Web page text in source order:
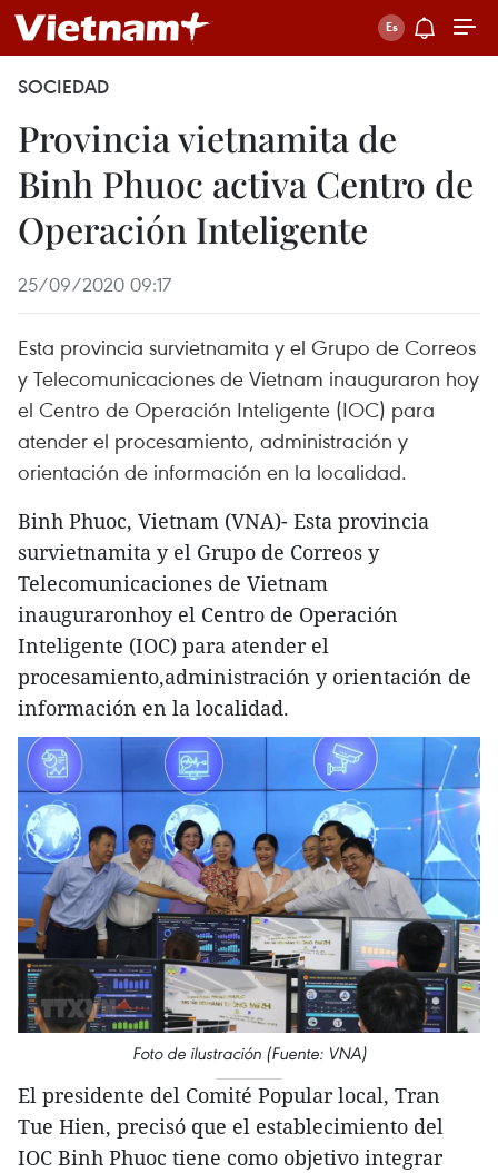
SOCIEDAD
Provincia vietnamita de
Binh Phuoc activa Centro de
Operación Inteligente
25/09/2020 09:17
Esta provincia survietnamita y el Grupo de Correos
y Telecomunicaciones de Vietnam inauguraron hoy
el Centro de Operación Inteligente (IOC) para
atender el procesamiento, administración y
orientación de información en la localidad.
Binh Phuoc, Vietnam (VNA)- Esta provincia
survietnamita y el Grupo de Correos y
Telecomunicaciones de Vietnam
inauguraronhoy el Centro de Operación
Inteligente (IOC) para atender el
procesamiento,administración y orientación de
información en la localidad.
Foto de ilustración (Fuente: VNA)
El presidente del Comité Popular local, Tran
Tue Hien, precisó que el establecimiento del
IOC Binh Phuoc tiene como objetivo integrar